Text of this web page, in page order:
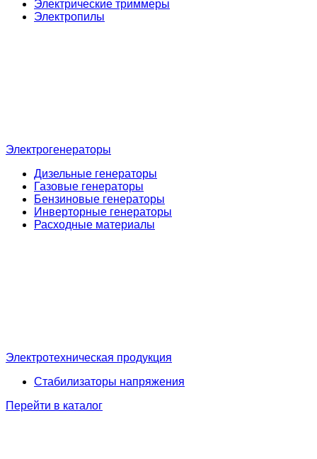
Электрические триммеры
Электропилы
Электрогенераторы
Дизельные генераторы
Газовые генераторы
Бензиновые генераторы
Инверторные генераторы
Расходные материалы
Электротехническая продукция
Стабилизаторы напряжения
Перейти в каталог